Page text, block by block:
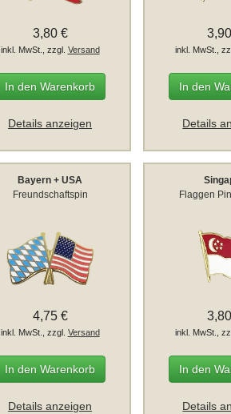
3,80 €
inkl. MwSt., zzgl. Versand
In den Warenkorb
Details anzeigen
inkl. MwSt.,
In den
Details
Bayern + USA
Freundschaftspin
4,75 €
inkl. MwSt., zzgl. Versand
In den Warenkorb
Details anzeigen
Flaggen
inkl. MwSt.,
In den
Details